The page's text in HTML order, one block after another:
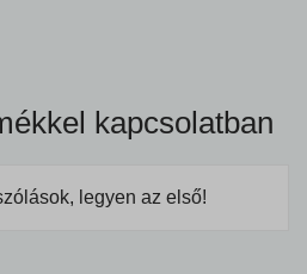
kapcsolatban
legyen az első!